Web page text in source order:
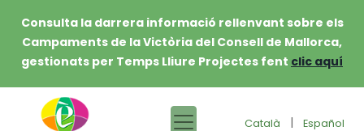
Consulta la darrera informació rellenvant sobre els
Campaments de la Victòria del Consell de Mallorca,
gestionats per Temps Lliure Projectes fent clic aquí
Català | Español